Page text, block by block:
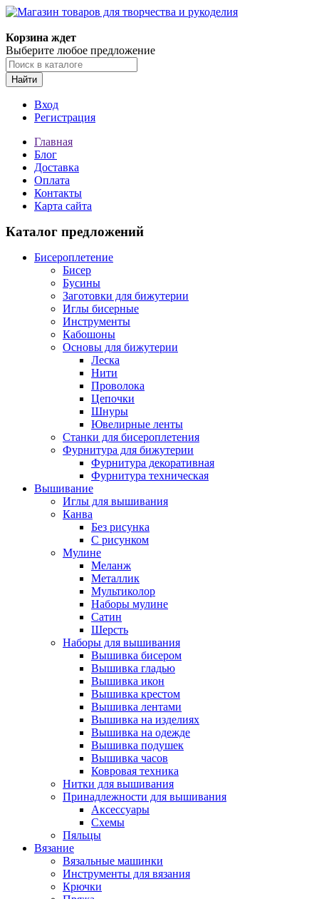
Корзина ждет
Выберите любое предложение
Найти
Вход
Регистрация
Главная
Блог
Доставка
Оплата
Контакты
Карта сайта
Каталог предложений
Бисероплетение
Бисер
Бусины
Заготовки для бижутерии
Иглы бисерные
Инструменты
Кабошоны
Основы для бижутерии
Леска
Нити
Проволока
Цепочки
Шнуры
Ювелирные ленты
Станки для бисероплетения
Фурнитура для бижутерии
Фурнитура декоративная
Фурнитура техническая
Вышивание
Иглы для вышивания
Канва
Без рисунка
С рисунком
Мулине
Меланж
Металлик
Мультиколор
Наборы мулине
Сатин
Шерсть
Наборы для вышивания
Вышивка бисером
Вышивка гладью
Вышивка икон
Вышивка крестом
Вышивка лентами
Вышивка на изделиях
Вышивка на одежде
Вышивка подушек
Вышивка часов
Ковровая техника
Нитки для вышивания
Принадлежности для вышивания
Аксессуары
Схемы
Пяльцы
Вязание
Вязальные машинки
Инструменты для вязания
Крючки